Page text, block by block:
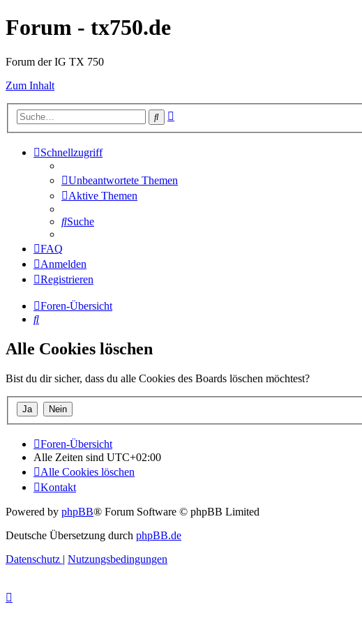
Forum - tx750.de
Forum der IG TX 750
Zum Inhalt
Suche
Schnellzugriff
Unbeantwortete Themen
Aktive Themen
Suche
FAQ
Anmelden
Registrieren
Foren-Übersicht
Suche
Alle Cookies löschen
Bist du dir sicher, dass du alle Cookies des Boards löschen möchtest?
Foren-Übersicht
Alle Zeiten sind UTC+02:00
Alle Cookies löschen
Kontakt
Powered by phpBB® Forum Software © phpBB Limited
Deutsche Übersetzung durch phpBB.de
Datenschutz | Nutzungsbedingungen